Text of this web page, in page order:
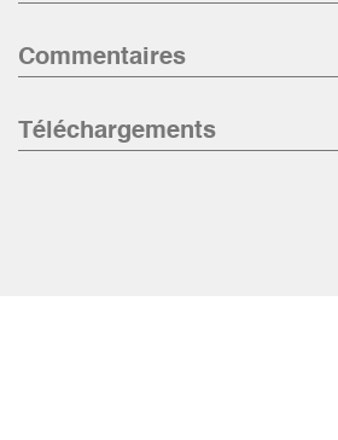
Commentaires
Téléchargements